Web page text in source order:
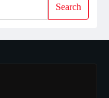
Search